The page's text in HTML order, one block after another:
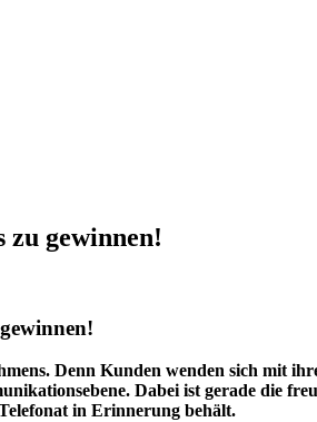
gewinnen!
Denn Kunden wenden sich mit
Dabei ist gerade die
in Erinnerung behält.